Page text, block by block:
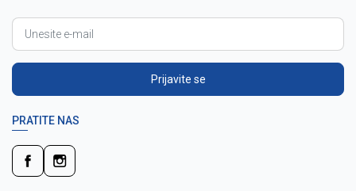
Prijavite se
PRATITE NAS